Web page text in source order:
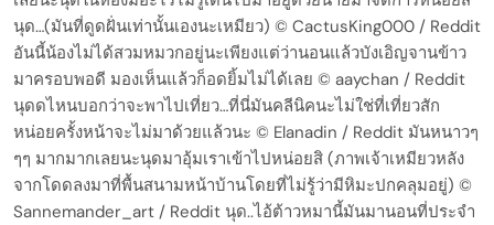
นุด…(มันที่ดูดฝั่นเท่านั้นเองนะเหมียว) © CactusKing000 / Reddit
อันนี้น้องไม่ได้สวมหมวกอยู่นะเพียงแต่ว่านอนแล้วบังเอิญจานข้าว
มาครอบพอดี มองเห็นแล้วก็อดยิ้มไม่ได้เลย © aaychan / Reddit
นุดดไหนบอกว่าจะพาไปเที่ยว…ที่นี่มันคลีนิคนะไม่ใช่ที่เที่ยวสัก
หน่อยครั้งหน้าจะไม่มาด้วยแล้วนะ © Elanadin / Reddit มันหนาวๆ
ๆๆ มากมากเลยนะนุดมาอุ้มเราเข้าไปหน่อยสิ (ภาพเจ้าเหมียวหลัง
จากโดดลงมาที่พื้นสนามหน้าบ้านโดยที่ไม่รู้ว่ามีหิมะปกคลุมอยู่) ©
Sannemander_art / Reddit นุด..ไอ้ต้าวหมานี้มันมานอนที่ประจำ